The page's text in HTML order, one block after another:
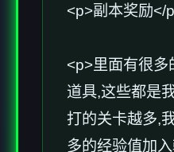
<p>副本奖励</
<p>里面有很多
道具,这些都是
打的关卡越多,
多的经验值加